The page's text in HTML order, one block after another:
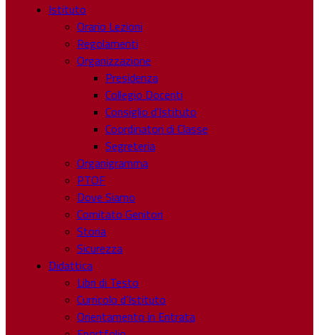
Istituto
Orario Lezioni
Regolamenti
Organizzazione
Presidenza
Collegio Docenti
Consiglio d’Istituto
Coordinatori di Classe
Segreteria
Organigramma
PTOF
Dove Siamo
Comitato Genitori
Storia
Sicurezza
Didattica
Libri di Testo
Curricolo d’Istituto
Orientamento in Entrata